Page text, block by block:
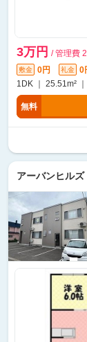
3万円 / 管理費
敷金 0円 礼金
0
1DK ｜ 25.51m²
無料
アーバンヒルズ